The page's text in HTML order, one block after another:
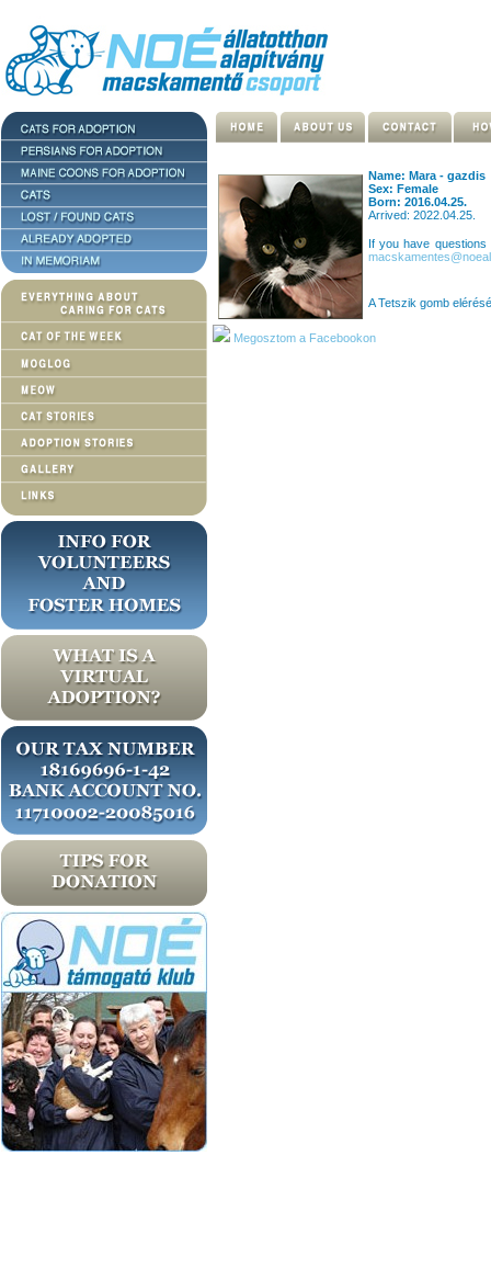
Name: Mara - gazdis
Sex: Female
Born: 2016.04.25.
Arrived: 2022.04.25.
If you have
A Tetszik gomb
Megosztom a Facebookon